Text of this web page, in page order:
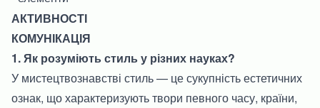
АКТИВНОСТІ
КОМУНІКАЦІЯ
1. Як розуміють стиль у різних науках?
У мистецтвознавстві стиль — це сукупність естетичних
ознак, що характеризують твори певного часу, країни,